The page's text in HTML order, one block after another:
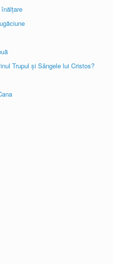
Trupul și Sângele lui Cristos?